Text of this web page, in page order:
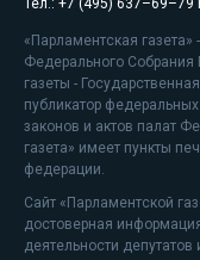
«Парламентская
Федерального Собрания
газеты -
публикатор
законов и актов палат
газета» имеет пункты
федерации.
Сайт «Парламентской
достоверная
деятельности